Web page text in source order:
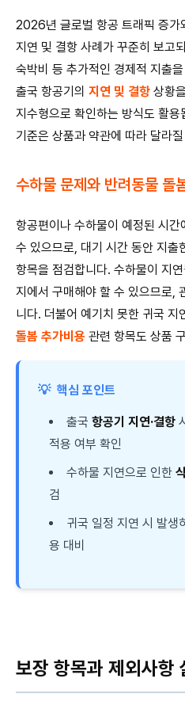
2026년 글로벌 항공 트래픽 증가
지연 및 결항 사례가 꾸준히 보고
숙박비 등 추가적인 경제적 지출
출국 항공기의 지연 및 결항 상황
지수형으로 확인하는 방식도 활
기준은 상품과 약관에 따라 달라
수하물 문제와 반려동물 돌
항공편이나 수하물이 예정된 시
수 있으므로, 대기 시간 동안 지출
항목을 점검합니다. 수하물이 지
지에서 구매해야 할 수 있으므로,
니다. 더불어 예기치 못한 귀국 지
돌봄 추가비용 관련 항목도 상품
💡 핵심 포인트
출국 항공기 지연·결항
적용 여부 확인
수하물 지연으로 인한
검
귀국 일정 지연 시 발생
용 대비
보장 항목과 제외사항